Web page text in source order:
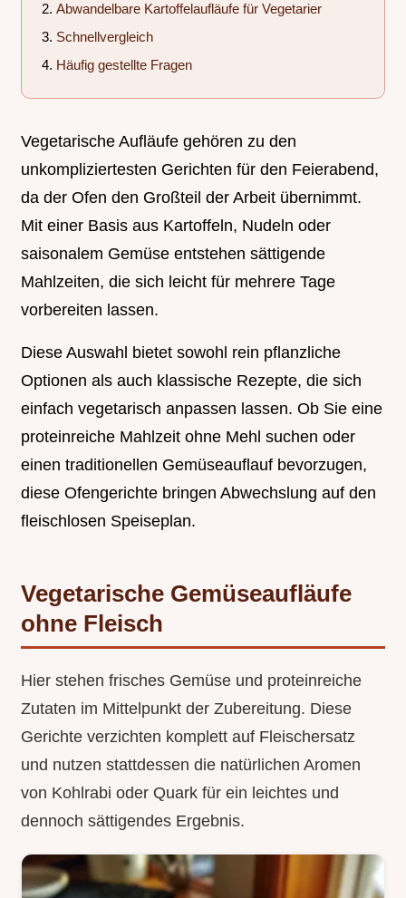
Abwandelbare Kartoffelaufläufe für Vegetarier
Schnellvergleich
Häufig gestellte Fragen
Vegetarische Aufläufe gehören zu den
unkompliziertesten Gerichten für den Feierabend,
da der Ofen den Großteil der Arbeit übernimmt.
Mit einer Basis aus Kartoffeln, Nudeln oder
saisonalem Gemüse entstehen sättigende
Mahlzeiten, die sich leicht für mehrere Tage
vorbereiten lassen.
Diese Auswahl bietet sowohl rein pflanzliche
Optionen als auch klassische Rezepte, die sich
einfach vegetarisch anpassen lassen. Ob Sie eine
proteinreiche Mahlzeit ohne Mehl suchen oder
einen traditionellen Gemüseauflauf bevorzugen,
diese Ofengerichte bringen Abwechslung auf den
fleischlosen Speiseplan.
Vegetarische Gemüseaufläufe
ohne Fleisch
Hier stehen frisches Gemüse und proteinreiche
Zutaten im Mittelpunkt der Zubereitung. Diese
Gerichte verzichten komplett auf Fleischersatz
und nutzen stattdessen die natürlichen Aromen
von Kohlrabi oder Quark für ein leichtes und
dennoch sättigendes Ergebnis.